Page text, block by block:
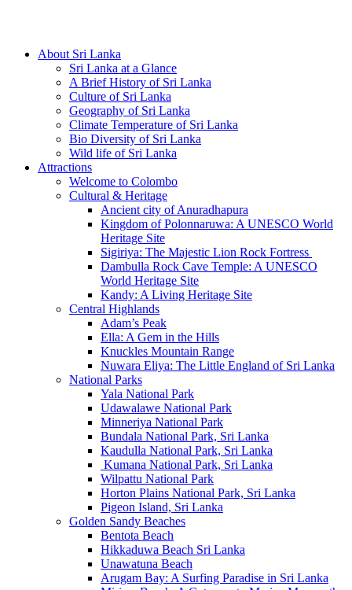
About Sri Lanka
Sri Lanka at a Glance
A Brief History of Sri Lanka
Culture of Sri Lanka
Geography of Sri Lanka
Climate Temperature of Sri Lanka
Bio Diversity of Sri Lanka
Wild life of Sri Lanka
Attractions
Welcome to Colombo
Cultural & Heritage
Ancient city of Anuradhapura
Kingdom of Polonnaruwa: A UNESCO World
Heritage Site
Sigiriya: The Majestic Lion Rock Fortress
Dambulla Rock Cave Temple: A UNESCO
World Heritage Site
Kandy: A Living Heritage Site
Central Highlands
Adam’s Peak
Ella: A Gem in the Hills
Knuckles Mountain Range
Nuwara Eliya: The Little England of Sri Lanka
National Parks
Yala National Park
Udawalawe National Park
Minneriya National Park
Bundala National Park, Sri Lanka
Kaudulla National Park, Sri Lanka
Kumana National Park, Sri Lanka
Wilpattu National Park
Horton Plains National Park, Sri Lanka
Pigeon Island, Sri Lanka
Golden Sandy Beaches
Bentota Beach
Hikkaduwa Beach Sri Lanka
Unawatuna Beach
Arugam Bay: A Surfing Paradise in Sri Lanka